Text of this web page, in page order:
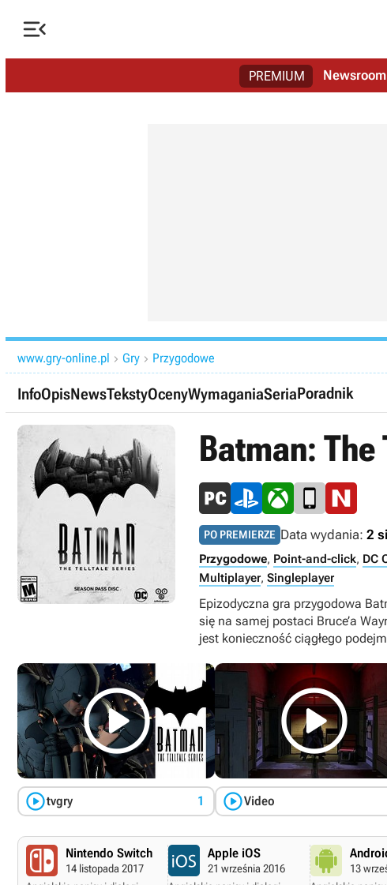

PREMIUM Newsroom
www.gry-online.pl  Gry  Przygodowe
InfoOpisNewsTekstyOcenyWymaganiaSeriaPoradnik
Batman:
PO PREMIERZE Data wydania: 2
Przygodowe, Point-and-click, DC
Multiplayer, Singleplayer
Epizodyczna gra przygodowa
się na samej postaci Bruce’a
jest konieczność ciągłego

tvgry 1

Video
Nintendo Switch
14 listopada 2017
Apple iOS
21 września 2016
13